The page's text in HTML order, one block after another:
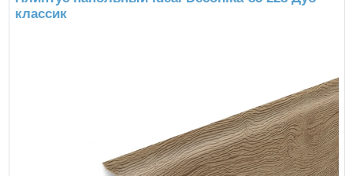
классик